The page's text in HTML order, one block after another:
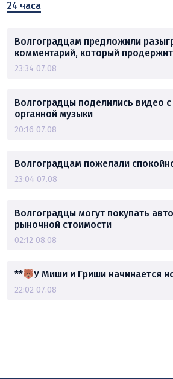
24 часа
Волгоградцам предложили
комментарий, который
23:34 07.08
Волгоградцы поделились видео с
органной музыки
20:16 07.08
Волгоградцам пожелали
23:04 07.08
Волгоградцы могут покупать
рыночной стоимости
02:12 08.08
** У Миши и Гриши начинается
22:02 07.08